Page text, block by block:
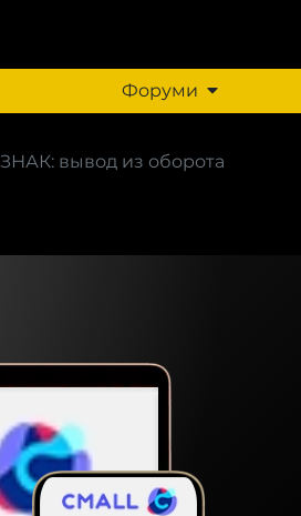
Форуми
вывод из оборота